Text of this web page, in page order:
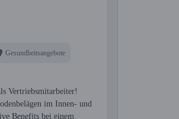
Gesundheitsangebote
Vertriebsmitarbeiter!
im Innen- und
Benefits bei einem